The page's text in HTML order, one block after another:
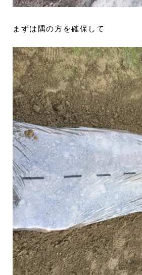
まずは隅の方を確保して